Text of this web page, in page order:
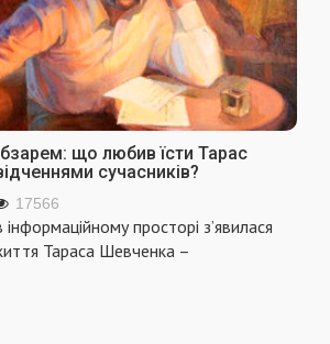
що любив їсти Тарас
сучасників?
17566
просторі з’явилася
Тараса Шевченка –